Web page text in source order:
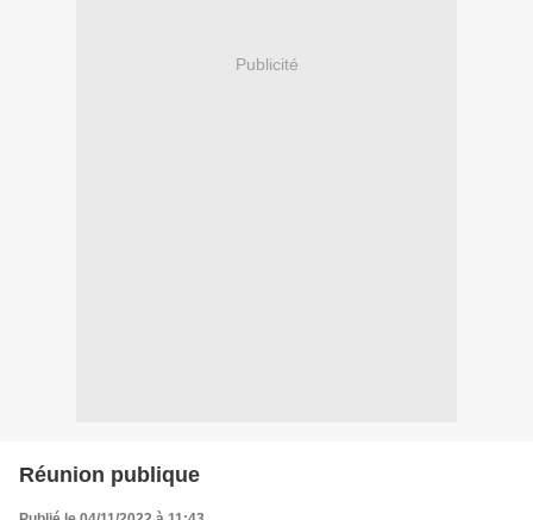
Publicité
Réunion publique